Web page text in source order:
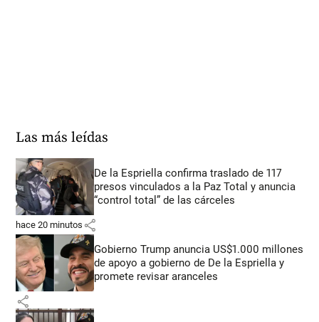
Las más leídas
De la Espriella confirma traslado de 117
presos vinculados a la Paz Total y anuncia
“control total” de las cárceles
hace 20 minutos share
Gobierno Trump anuncia US$1.000 millones
de apoyo a gobierno de De la Espriella y
promete revisar aranceles
share